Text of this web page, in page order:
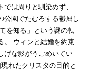
は周りと馴染めず、
公園でたむろする鬱屈し
を知る」という謎の転
。 ウィンと結婚を約束
げな影がうごめいてい
れたクリスタの目的と